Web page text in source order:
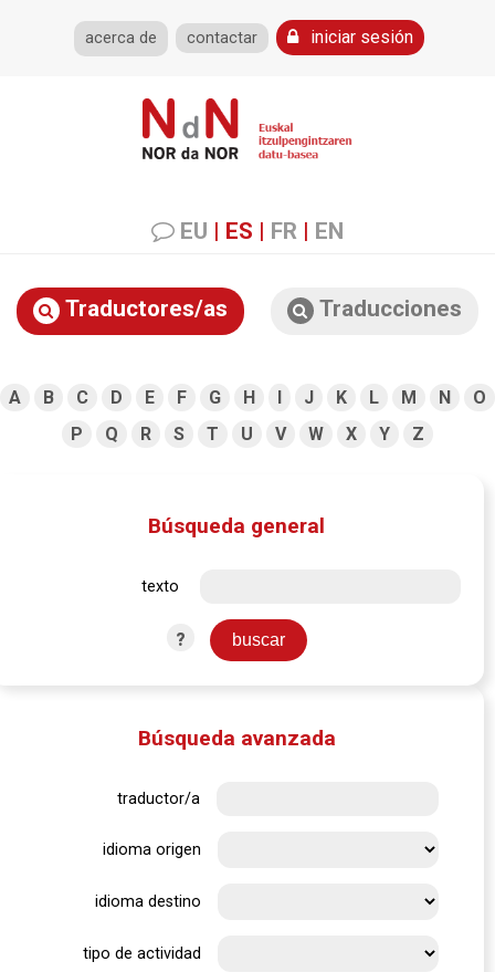
acerca de contactar iniciar sesión
EU | ES | FR | EN
Traductores/as Traducciones
A B C D E F G H I J K L M N
O
P
Q R S T U V W X Y Z
Búsqueda general
texto
?
Búsqueda avanzada
traductor/a
idioma origen
idioma destino
tipo de actividad